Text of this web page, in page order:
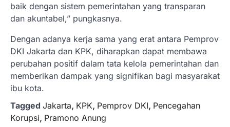
baik dengan sistem pemerintahan yang transparan
dan akuntabel,” pungkasnya.
Dengan adanya kerja sama yang erat antara Pemprov
DKI Jakarta dan KPK, diharapkan dapat membawa
perubahan positif dalam tata kelola pemerintahan dan
memberikan dampak yang signifikan bagi masyarakat
ibu kota.
Tagged Jakarta, KPK, Pemprov DKI, Pencegahan
Korupsi, Pramono Anung